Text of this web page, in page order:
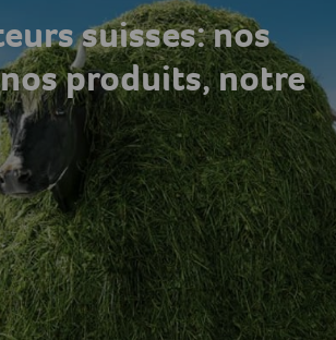
suisses: nos
produits, notre